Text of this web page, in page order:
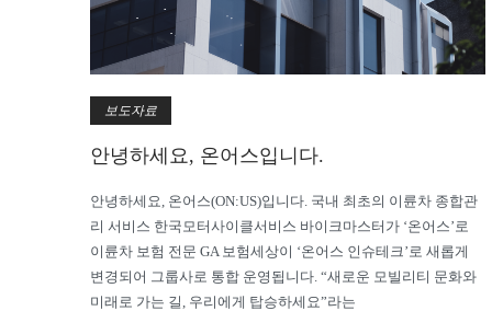
보도자료
안녕하세요, 온어스입니다.
안녕하세요, 온어스(ON:US)입니다. 국내 최초의 이륜차 종합관
리 서비스 한국모터사이클서비스 바이크마스터가 ‘온어스’로
이륜차 보험 전문 GA 보험세상이 ‘온어스 인슈테크’로 새롭게
변경되어 그룹사로 통합 운영됩니다. “새로운 모빌리티 문화와
미래로 가는 길, 우리에게 탑승하세요”라는